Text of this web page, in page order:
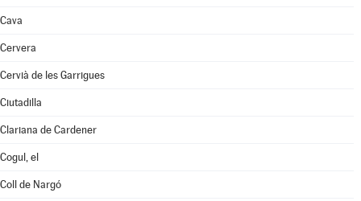
Cava
Cervera
Cervià de les Garrigues
Ciutadilla
Clariana de Cardener
Cogul, el
Coll de Nargó